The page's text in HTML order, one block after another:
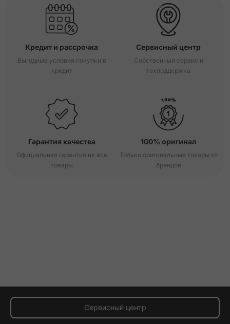
Кредит и рассрочка
Выгодные условия покупки в
кредит
Сервисный центр
Собственный сервис и
техподдержка
Гарантия качества
Официальная гарантия на все
товары
100% оригинал
Только оригинальные товары от
брендов
Сервисный центр